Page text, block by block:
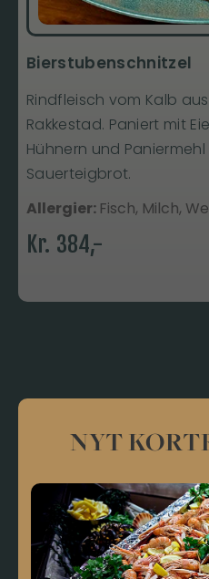
Bierstubenschnitzel
Rindfleisch vom Kalb
Rakkestad. Paniert mit
Hühnern und
Sauerteigbrot.
Allergier: Fisch, Milch,
Kr. 384,-
NYT